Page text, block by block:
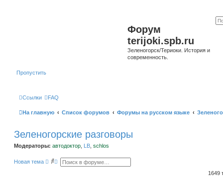
Форум
terijoki.spb.ru
Зеленогорск/Териоки. История и
современность.
Пропустить
Ссылки FAQ
На главную Список форумов Форумы на русском языке
Зеленогорские разговоры
Модераторы: автодоктор LB schlos
Новая тема
П Р
1649